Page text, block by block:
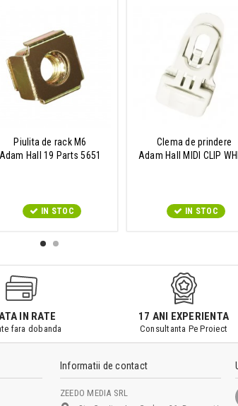
Piulita de rack M6
Adam Hall 19 Parts 5651
IN STOC
Clema de prindere
Adam Hall MIDI CLIP
IN STOC
IN RATE
fara dobanda
17 ANI EXPERIENTA
Consultanta Pe Proiect
Informatii de contact
ZEEDO MEDIA SRL